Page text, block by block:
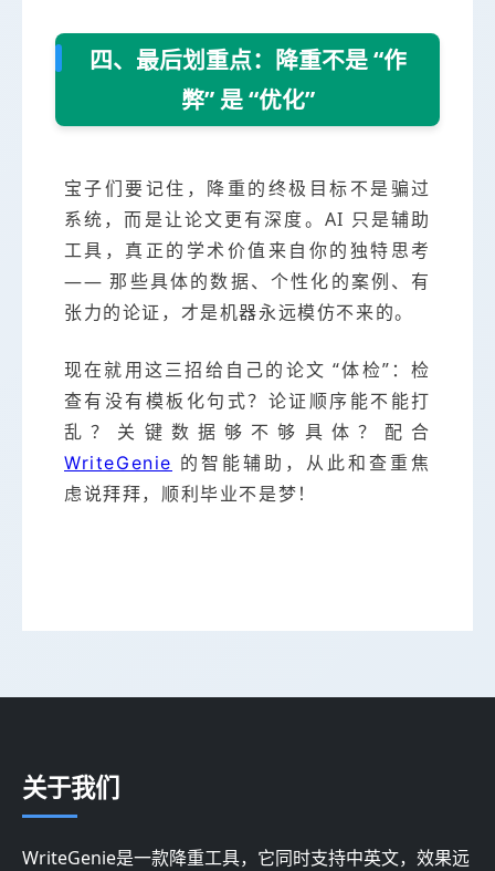
四、最后划重点：降重不是 “作
弊” 是 “优化”
宝子们要记住，降重的终极目标不是骗过
系统，而是让论文更有深度。AI 只是辅助
工具，真正的学术价值来自你的独特思考
—— 那些具体的数据、个性化的案例、有
张力的论证，才是机器永远模仿不来的。
现在就用这三招给自己的论文 “体检”：检
查有没有模板化句式？论证顺序能不能打
乱？关键数据够不够具体？配合
WriteGenie 的智能辅助，从此和查重焦
虑说拜拜，顺利毕业不是梦！
关于我们
WriteGenie是一款降重工具，它同时支持中英文，效果远